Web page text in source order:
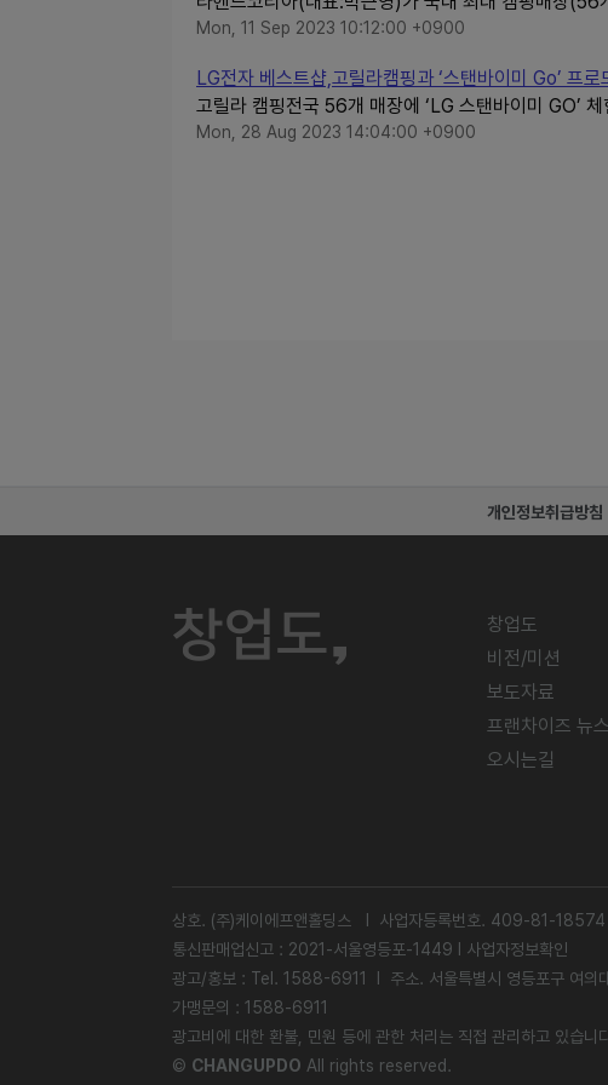
Mon, 11 Sep 2023 10:12:00 +0900
LG전자 베스트샵,고릴라캠핑과 ‘스탠바이미 Go’ 프로
고릴라 캠핑전국 56개 매장에 ‘LG 스탠바이미 GO’
Mon, 28 Aug 2023 14:04:00 +0900
개인정보취급방침
창업도
비전/미션
보도자료
프랜차이즈 뉴스
오시는길
상호. (주)케이에프앤홀딩스 l 사업자등록번호. 409-81-
통신판매업신고 : 2021-서울영등포-1449 l 사업자정보확인
광고/홍보 : Tel. 1588-6911 l 주소. 서울특별시 영등포구 여의
가맹문의 : 1588-6911
광고비에 대한 환불, 민원 등에 관한 처리는 직접 관리하고 있습니
© CHANGUPDO All rights reserved.